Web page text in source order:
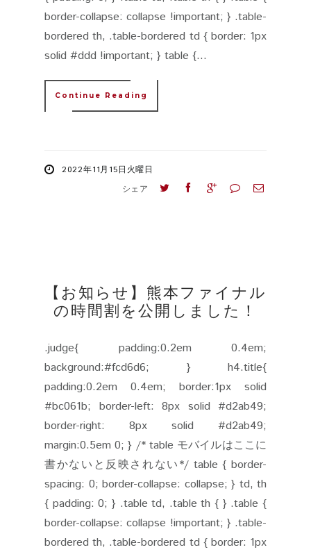
border-collapse: collapse !important; } .table-
bordered th, .table-bordered td { border: 1px
solid #ddd !important; } table {...
Continue Reading
2022年11月15日火曜日
シェア
【お知らせ】熊本ファイナル
の時間割を公開しました！
.judge{ padding:0.2em 0.4em;
background:#fcd6d6; } h4.title{
padding:0.2em 0.4em; border:1px solid
#bc061b; border-left: 8px solid #d2ab49;
border-right: 8px solid #d2ab49;
margin:0.5em 0; } /* table モバイルはここに
書かないと反映されない*/ table { border-
spacing: 0; border-collapse: collapse; } td, th
{ padding: 0; } .table td, .table th { } .table {
border-collapse: collapse !important; } .table-
bordered th, .table-bordered td { border: 1px